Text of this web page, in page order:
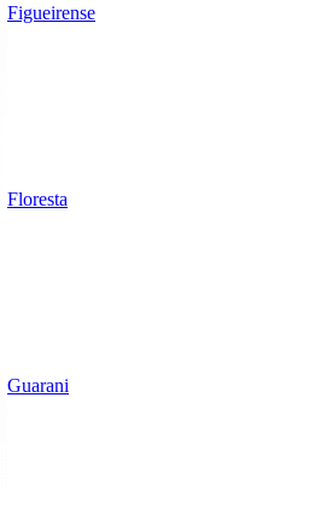
Figueirense
Floresta
Guarani